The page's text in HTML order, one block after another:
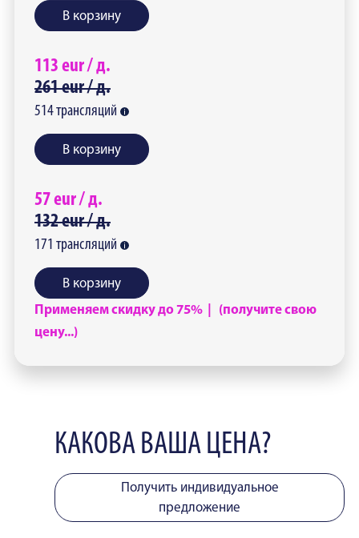
В корзину
113 eur /д.
261eur /д.
514трансляций
В корзину
57eur /д.
132eur /д.
171 трансляций
В корзину
Применяем скидку до 75% | (получите свою
цену...)
КАКОВА ВАША ЦЕНА?
Получить индивидуальное
предложение